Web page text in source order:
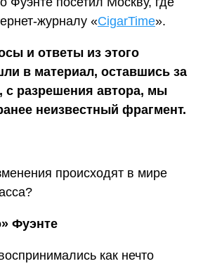
журналу «CigarTime».
и ответы из этого
в материал, оставшись за
с разрешения автора, мы
неизвестный фрагмент.
происходят в мире
Фуэнте
как нечто